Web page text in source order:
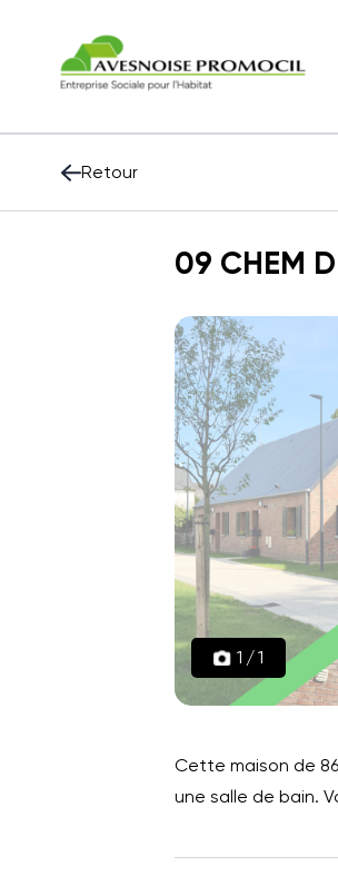
Retour
09 CHEM
1 /1
Cette maison de
une salle de bain.